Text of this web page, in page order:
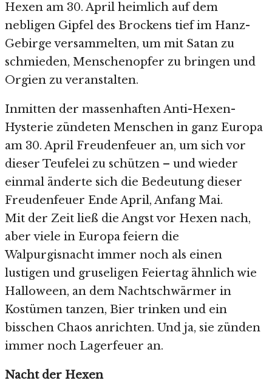
Hexen am 30. April heimlich auf dem
nebligen Gipfel des Brockens tief im Hanz-
Gebirge versammelten, um mit Satan zu
schmieden, Menschenopfer zu bringen und
Orgien zu veranstalten.
Inmitten der massenhaften Anti-Hexen-
Hysterie zündeten Menschen in ganz Europa
am 30. April Freudenfeuer an, um sich vor
dieser Teufelei zu schützen – und wieder
einmal änderte sich die Bedeutung dieser
Freudenfeuer Ende April, Anfang Mai.
Mit der Zeit ließ die Angst vor Hexen nach,
aber viele in Europa feiern die
Walpurgisnacht immer noch als einen
lustigen und gruseligen Feiertag ähnlich wie
Halloween, an dem Nachtschwärmer in
Kostümen tanzen, Bier trinken und ein
bisschen Chaos anrichten. Und ja, sie zünden
immer noch Lagerfeuer an.
Nacht der Hexen